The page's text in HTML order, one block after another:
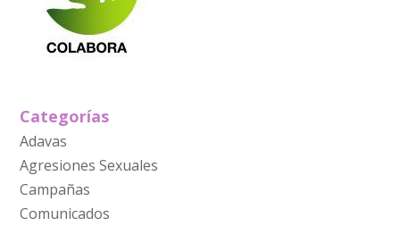
Categorías
Adavas
Agresiones Sexuales
Campañas
Comunicados